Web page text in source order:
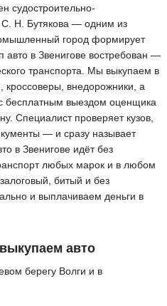
судостроительно-
Н. Бутякова — одним из
город формирует
авто в Звенигове востребован —
транспорта. Мы выкупаем в
кроссоверы, внедорожники, а
бесплатным выездом оценщика
Специалист проверяет кузов,
— и сразу называет
в Звенигове идёт без
любых марок и в любом
битый и без
и выплачиваем деньги в
авто
берегу Волги и в